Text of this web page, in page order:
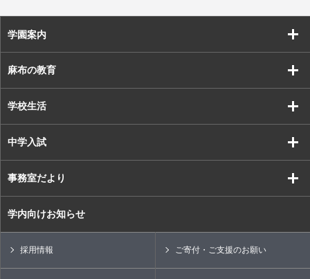
学園案内
麻布の教育
学校生活
中学入試
事務室だより
学内向けお知らせ
採用情報 ご寄付・ご支援のお願い